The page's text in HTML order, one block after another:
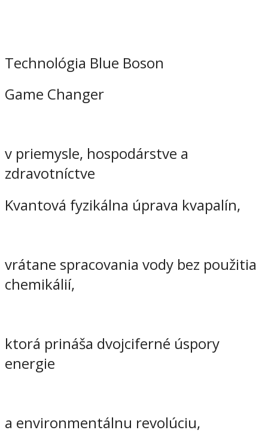
Technológia Blue Boson
Game Changer
v priemysle, hospodárstve a
zdravotníctve
Kvantová fyzikálna úprava kvapalín,
vrátane spracovania vody bez použitia
chemikálií,
ktorá prináša dvojciferné úspory
energie
a environmentálnu revolúciu,